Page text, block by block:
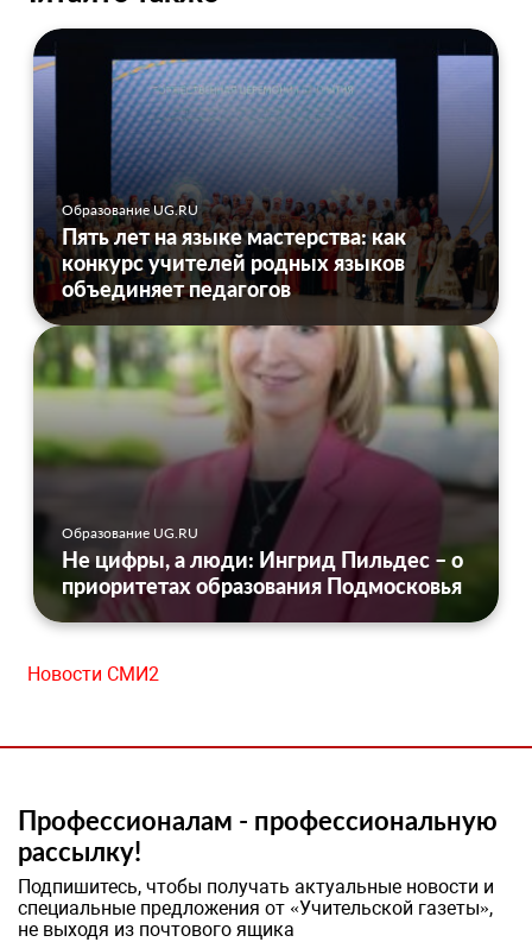
Образование UG.RU
Пять лет на языке мастерства: как
конкурс учителей родных языков
объединяет педагогов
Образование UG.RU
Не цифры, а люди: Ингрид Пильдес – о
приоритетах образования Подмосковья
Новости СМИ2
Профессионалам - профессиональную
рассылку!
Подпишитесь, чтобы получать актуальные новости и
специальные предложения от «Учительской газеты»,
не выходя из почтового ящика